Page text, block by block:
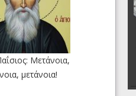
Μετάνοια,
μετάνοια!